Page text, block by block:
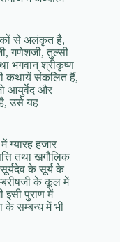
से अलंकृत है,
गणेशजी, तुल्सी
भगवान् श्रीकृष्ण
कथायें संकलित हैं,
आयुर्वेद और
है, उसे यह
ग्यारह हजार
तथा खगौलिक
के सूर्य के
के कूल में
इसी पुराण में
के सम्बन्ध में भी